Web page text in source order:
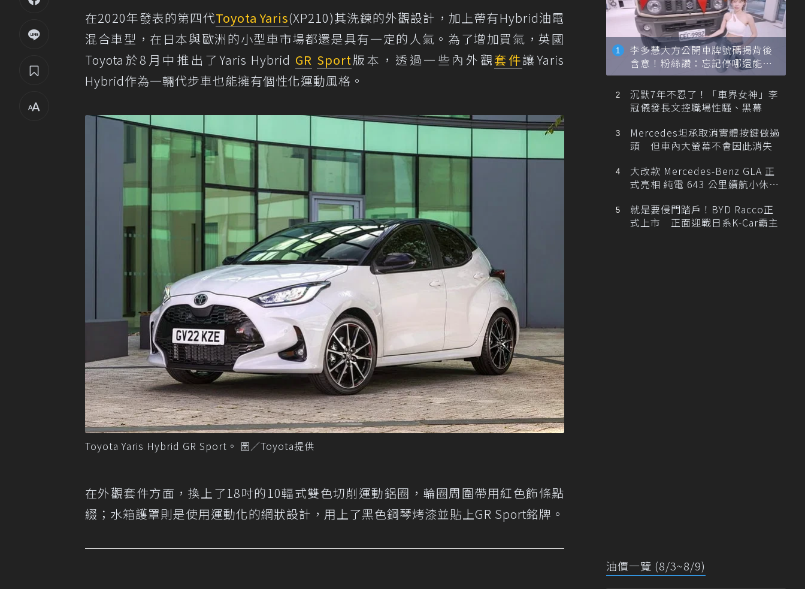
在2020年發表的第四代Toyota Yaris(XP210)其洗鍊的外觀設計，加上帶有Hybrid油電
混合車型，在日本與歐洲的小型車市場都還是具有一定的人氣。為了增加買氣，英國
Toyota於8月中推出了Yaris Hybrid GR Sport版本，透過一些內外觀套件讓Yaris
Hybrid作為一輛代步車也能擁有個性化運動風格。
Toyota Yaris Hybrid GR Sport。 圖／Toyota提供
在外觀套件方面，換上了18吋的10輻式雙色切削運動鋁圈，輪圈周圍帶用紅色飾條點
綴；水箱護罩則是使用運動化的網狀設計，用上了黑色鋼琴烤漆並貼上GR Sport銘牌。
李多慧大方公開車牌號碼揭背後
含意！粉絲讚：忘記停哪還能幫
忙找車
沉默7年不忍了！「車界女神」李
冠儀發長文控職場性騷、黑幕
Mercedes坦承取消實體按鍵做過
頭 但車內大螢幕不會因此消失
大改款 Mercedes-Benz GLA 正
式亮相 純電 643 公里續航小休
就是要侵門踏戶！BYD Racco正
式上市 正面迎戰日系K-Car霸主
油價一覽 (8/3~8/9)